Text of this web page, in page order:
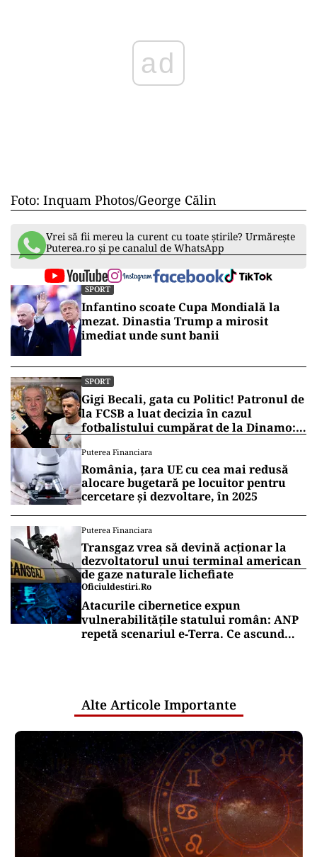
ad
Foto: Inquam Photos/George Călin
Vrei să fii mereu la curent cu toate știrile? Urmărește
Puterea.ro și pe canalul de WhatsApp
SPORT
Infantino scoate Cupa Mondială la
mezat. Dinastia Trump a mirosit
imediat unde sunt banii
SPORT
Gigi Becali, gata cu Politic! Patronul de
la FCSB a luat decizia în cazul
fotbalistului cumpărat de la Dinamo:
Puterea Financiara
România, țara UE cu cea mai redusă
alocare bugetară pe locuitor pentru
cercetare și dezvoltare, în 2025
Puterea Financiara
Transgaz vrea să devină acționar la
dezvoltatorul unui terminal american
de gaze naturale lichefiate
Oficiuldestiri.ro
Atacurile cibernetice expun
vulnerabilitățile statului român: ANP
repetă scenariul e‑Terra. Ce ascund
Alte Articole Importante